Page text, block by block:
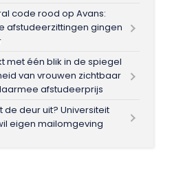
code rood op Avans:
afstudeerzittingen gingen
met één blik in de spiegel
van vrouwen zichtbaar
afstudeerprijs
de deur uit? Universiteit
eigen mailomgeving